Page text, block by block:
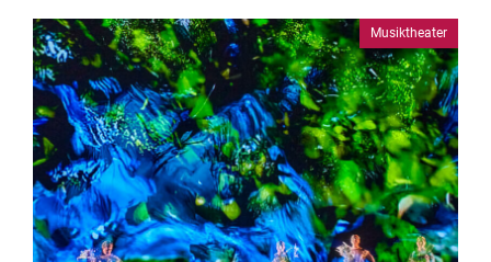
Musiktheater